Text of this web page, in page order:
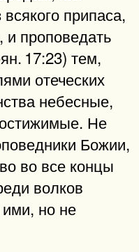
припаса,
проповедать
17:23) тем,
отеческих
небесные,
Не
Божии,
во все концы
волков
но не